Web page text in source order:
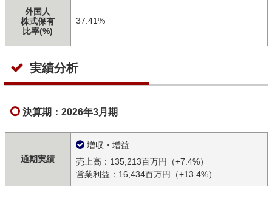
外国人
株式保有
比率(%)
37.41%
実績分析
決算期：2026年3月期
通期実績
増収・増益
売上高：135,213百万円（+7.4%）
営業利益：16,434百万円（+13.4%）